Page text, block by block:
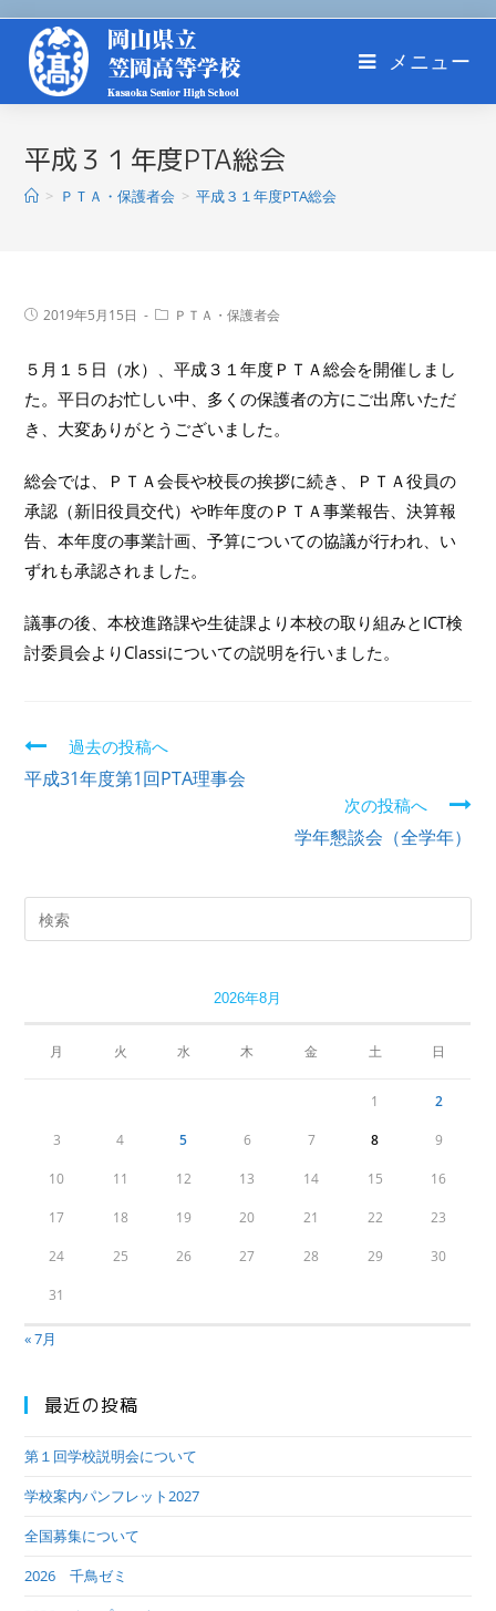
メニュー
平成３１年度PTA総会
> ＰＴＡ・保護者会 > 平成３１年度PTA総会
2019年5月15日 ＰＴＡ・保護者会
５月１５日（水）、平成３１年度ＰＴＡ総会を開催しまし
た。平日のお忙しい中、多くの保護者の方にご出席いただ
き、大変ありがとうございました。
総会では、ＰＴＡ会長や校長の挨拶に続き、ＰＴＡ役員の
承認（新旧役員交代）や昨年度のＰＴＡ事業報告、決算報
告、本年度の事業計画、予算についての協議が行われ、い
ずれも承認されました。
議事の後、本校進路課や生徒課より本校の取り組みとICT検
討委員会よりClassiについての説明を行いました。
続
む
過去の投稿へ
平成31年度第1回PTA理事会
次の投稿へ
学年懇談会（全学年）
2026年8月
月 火 水 木 金 土 日
1 2
3 4 5 6 7 8 9
10 11 12 13 14 15 16
17 18 19 20 21 22 23
24 25 26 27 28 29 30
31
« 7月
最近の投稿
第１回学校説明会について
学校案内パンフレット2027
全国募集について
2026 千鳥ゼミ